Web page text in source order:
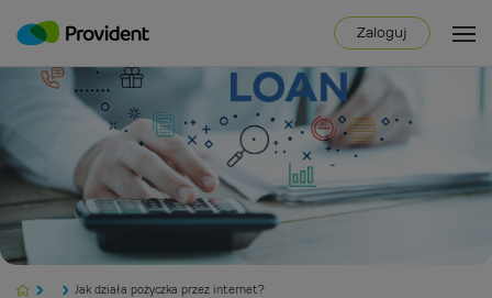
Zaloguj
... Jak działa pożyczka przez internet?